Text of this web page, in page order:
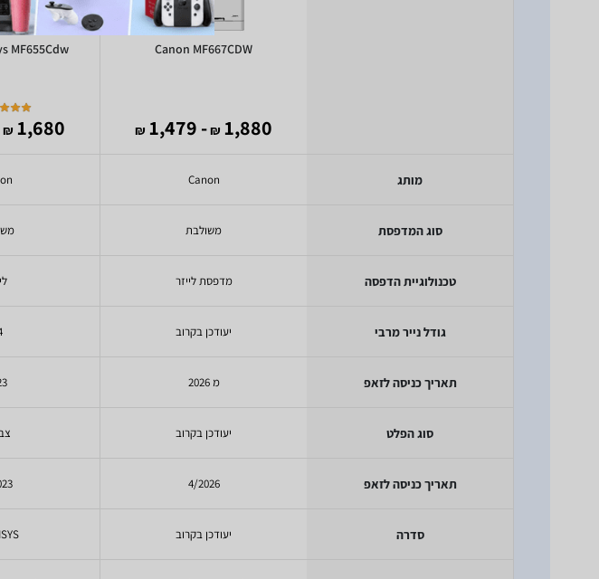
מותג
סוג המדפסת
טכנולוגיית הדפסה
גודל נייר מרבי
תאריך כניסה לזאפ
סוג הפלט
תאריך כניסה לזאפ
סדרה
Canon MF667CDW
1,880
₪
- 1,479
₪
Canon
משולבת
מדפסת לייזר
יעודכן בקרוב
מ 2026
יעודכן בקרוב
4/2026
יעודכן בקרוב
MF655Cdw
1,680
₪